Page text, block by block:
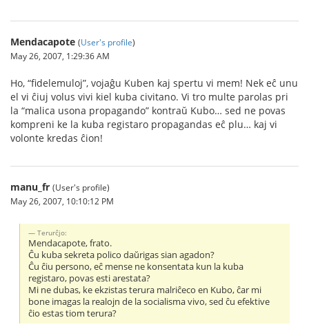
Mendacapote (User's profile)
May 26, 2007, 1:29:36 AM
Ho, “fidelemuloj”, vojaĝu Kuben kaj spertu vi mem! Nek eĉ unu
el vi ĉiuj volus vivi kiel kuba civitano. Vi tro multe parolas pri
la “malica usona propagando” kontraŭ Kubo… sed ne povas
kompreni ke la kuba registaro propagandas eĉ plu… kaj vi
volonte kredas ĉion!
manu_fr (User's profile)
May 26, 2007, 10:10:12 PM
Terurĉjo:
Mendacapote, frato.
Ĉu kuba sekreta polico daŭrigas sian agadon?
Ĉu ĉiu persono, eĉ mense ne konsentata kun la kuba
registaro, povas esti arestata?
Mi ne dubas, ke ekzistas terura malriĉeco en Kubo, ĉar mi
bone imagas la realojn de la socialisma vivo, sed ĉu efektive
ĉio estas tiom terura?